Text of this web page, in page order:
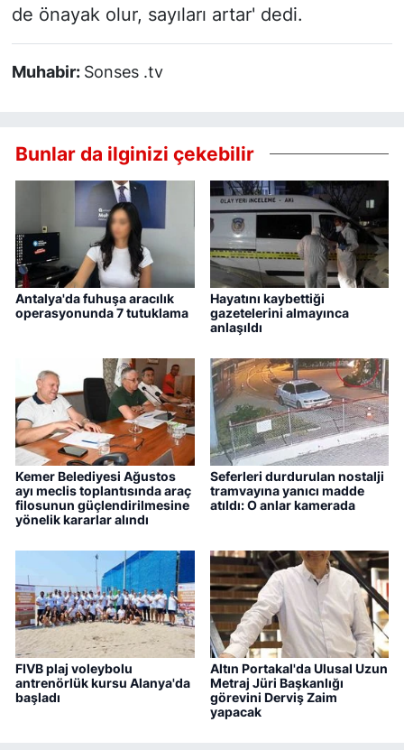
de önayak olur, sayıları artar' dedi.
Muhabir: Sonses .tv
Bunlar da ilginizi çekebilir
Antalya'da fuhuşa aracılık
operasyonunda 7 tutuklama
Hayatını kaybettiği
gazetelerini almayınca
anlaşıldı
Kemer Belediyesi Ağustos
ayı meclis toplantısında araç
filosunun güçlendirilmesine
yönelik kararlar alındı
Seferleri durdurulan nostalji
tramvayına yanıcı madde
atıldı: O anlar kamerada
FIVB plaj voleybolu
antrenörlük kursu Alanya'da
başladı
Altın Portakal'da Ulusal Uzun
Metraj Jüri Başkanlığı
görevini Derviş Zaim
yapacak